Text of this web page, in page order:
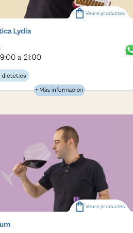
shopping_bagVeure productes
Lydia
a 21:00
dietètica
+ Más información
shopping_bagVeure productes